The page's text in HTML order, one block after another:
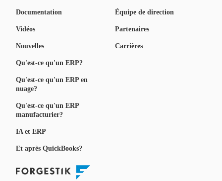
Documentation
Vidéos
Nouvelles
Qu'est-ce qu'un ERP?
Qu'est-ce qu'un ERP en
nuage?
Qu'est-ce qu'un ERP
manufacturier?
IA et ERP
Et après QuickBooks?
Équipe de direction
Partenaires
Carrières